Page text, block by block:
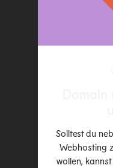
Solltest du
Webhosting
wollen,